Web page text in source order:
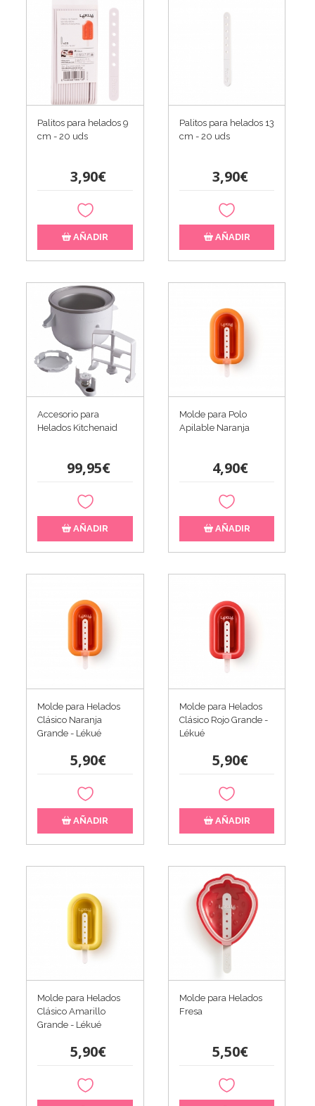
Palitos para helados 9
cm - 20 uds
3,90€
AÑADIR
Palitos para helados 13
cm - 20 uds
3,90€
AÑADIR
Accesorio para
Helados Kitchenaid
99,95€
AÑADIR
Molde para Polo
Apilable Naranja
4,90€
AÑADIR
Molde para Helados
Clásico Naranja
Grande - Lékué
5,90€
AÑADIR
Molde para Helados
Clásico Rojo Grande -
Lékué
5,90€
AÑADIR
Molde para Helados
Clásico Amarillo
Grande - Lékué
5,90€
Molde para Helados
Fresa
5,50€